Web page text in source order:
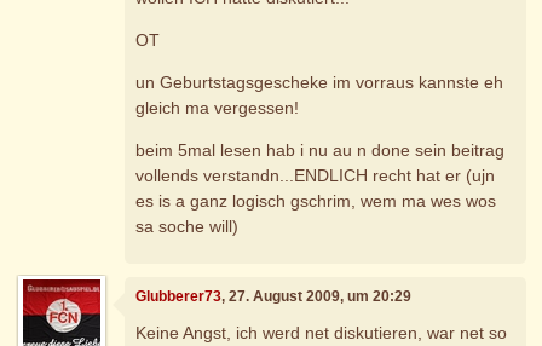
OT
un Geburtstagsgescheke im vorraus kannste eh
gleich ma vergessen!
beim 5mal lesen hab i nu au n done sein beitrag
vollends verstandn...ENDLICH recht hat er (ujn
es is a ganz logisch gschrim, wem ma wes wos
sa soche will)
Glubberer73, 27. August 2009, um 20:29
Keine Angst, ich werd net diskutieren, war net so